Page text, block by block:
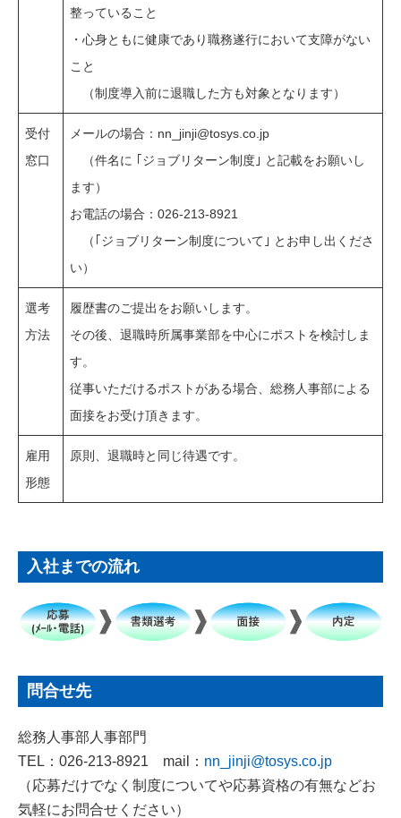
整っていること
・心身ともに健康であり職務遂行において支障がない
こと
（制度導入前に退職した方も対象となります）
受付
窓口
メールの場合：nn_jinji@tosys.co.jp
（件名に ｢ジョブリターン制度｣ と記載をお願いし
ます）
お電話の場合：026-213-8921
（｢ジョブリターン制度について｣ とお申し出くださ
い）
選考
方法
履歴書のご提出をお願いします。
その後、退職時所属事業部を中心にポストを検討しま
す。
従事いただけるポストがある場合、総務人事部による
面接をお受け頂きます。
雇用
形態
原則、退職時と同じ待遇です。
入社までの流れ
問合せ先
総務人事部人事部門
TEL：026-213-8921 mail： nn_jinji@tosys.co.jp
（応募だけでなく制度についてや応募資格の有無などお
気軽にお問合せください）